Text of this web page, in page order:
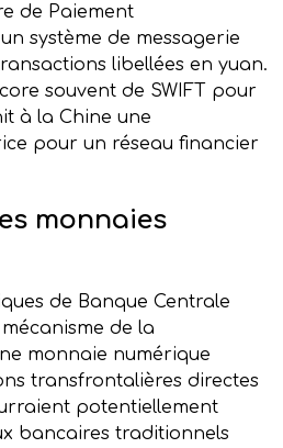
de Paiement
système de messagerie
libellées en yuan.
souvent de SWIFT pour
à la Chine une
pour un réseau financier
monnaies
de Banque Centrale
de la
monnaie numérique
transfrontalières directes
potentiellement
bancaires traditionnels